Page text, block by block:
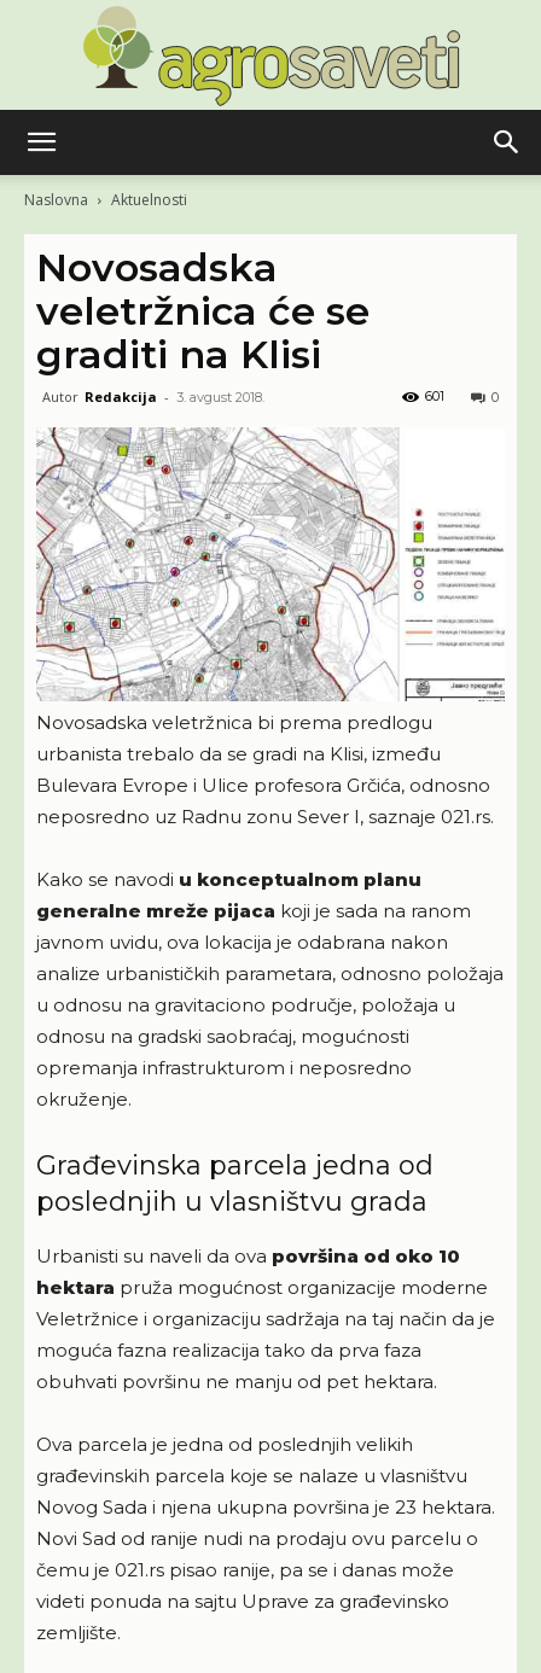
saveti
Naslovna Aktuelnosti
Novosadska
veletržnica će se
graditi na Klisi
Autor Redakcija - 3. avgust 2018. 0
601
Novosadska veletržnica bi prema predlogu
urbanista trebalo da se gradi na Klisi, između
Bulevara Evrope i Ulice profesora Grčića, odnosno
neposredno uz Radnu zonu Sever I, saznaje 021.rs.
Kako se navodi u konceptualnom planu
generalne mreže pijaca koji je sada na ranom
javnom uvidu, ova lokacija je odabrana nakon
analize urbanističkih parametara, odnosno položaja
u odnosu na gravitaciono područje, položaja u
odnosu na gradski saobraćaj, mogućnosti
opremanja infrastrukturom i neposredno
okruženje.
Građevinska parcela jedna od
poslednjih u vlasništvu grada
Urbanisti su naveli da ova površina od oko 10
hektara pruža mogućnost organizacije moderne
Veletržnice i organizaciju sadržaja na taj način da je
moguća fazna realizacija tako da prva faza
obuhvati površinu ne manju od pet hektara.
Ova parcela je jedna od poslednjih velikih
građevinskih parcela koje se nalaze u vlasništvu
Novog Sada i njena ukupna površina je 23 hektara.
Novi Sad od ranije nudi na prodaju ovu parcelu o
čemu je 021.rs pisao ranije, pa se i danas može
videti ponuda na sajtu Uprave za građevinsko
zemljište.